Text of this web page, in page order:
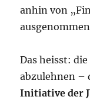
anhin von
Das heisst:
abzulehnen –
Initiative der